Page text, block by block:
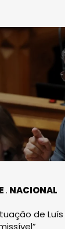
NACIONAL
de